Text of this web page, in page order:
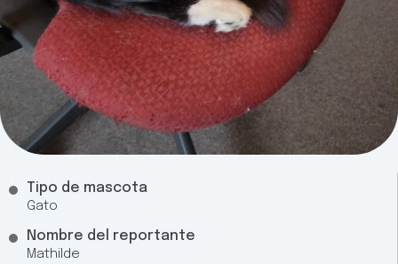
Tipo de mascota
Gato
Nombre del reportante
Mathilde